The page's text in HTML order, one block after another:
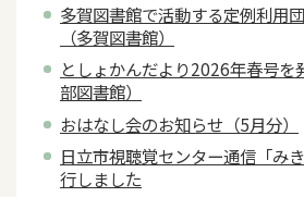
多賀図書館で活動する定例利用
（多賀図書館）
としょかんだより2026年春号を
部図書館）
おはなし会のお知らせ（5月分）
日立市視聴覚センター通信「み
行しました